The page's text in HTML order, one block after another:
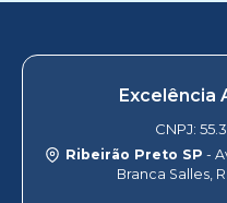
Excelência
CNPJ:
Ribeirão Preto SP -
Branca Salles,